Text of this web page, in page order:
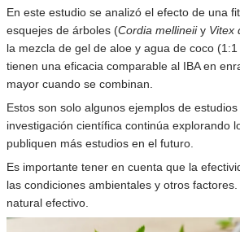
En este estudio se analizó el efecto de una
esquejes de árboles (Cordia mellineiiy Vitex
la mezcla de gel de aloe y agua de coco
tienen una eficacia comparable al IBA en
mayor cuando se combinan.
Estos son solo algunos ejemplos de
investigación científica continúa explorando
publiquen más estudios en el futuro.
Es importante tener en cuenta que la
las condiciones ambientales y otros
natural efectivo.